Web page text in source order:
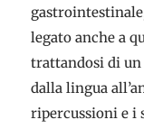
legato anche a
trattandosi di
dalla lingua
ripercussioni e i